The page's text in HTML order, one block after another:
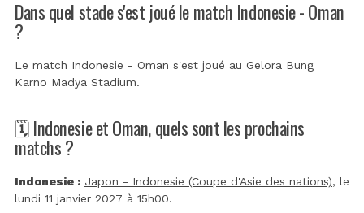
Dans quel stade s'est joué le match Indonesie - Oman
?
Le match Indonesie - Oman s'est joué au Gelora Bung
Karno Madya Stadium.
🗓️ Indonesie et Oman, quels sont les prochains
matchs ?
Indonesie : Japon - Indonesie (Coupe d'Asie des nations), le
lundi 11 janvier 2027 à 15h00.